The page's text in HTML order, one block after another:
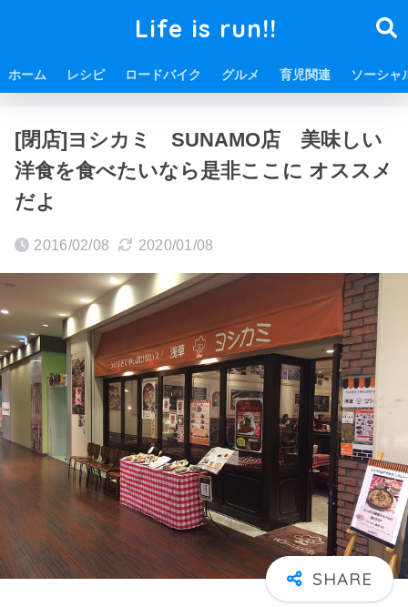
Life is run!!
ホーム レシピ ロードバイク グルメ 育児関連 ソーシャ
ホーム グルメ 南砂町 スナモ グルメ情報
[閉店]ヨシカミ SUNAMO店 美味しい
洋食を食べたいなら是非ここに オススメ
だよ
2016/02/08 2020/01/08